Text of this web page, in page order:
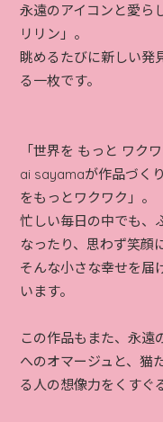
永遠のアイコンと愛ら
リリン」。
眺めるたびに新しい発
る一枚です。
「世界を もっと ワクワ
ai sayamaが作品づく
をもっとワクワク」。
忙しい毎日の中でも、
なったり、思わず笑顔
そんな小さな幸せを届
います。
この作品もまた、永遠
へのオマージュと、猫
る人の想像力をくすぐ